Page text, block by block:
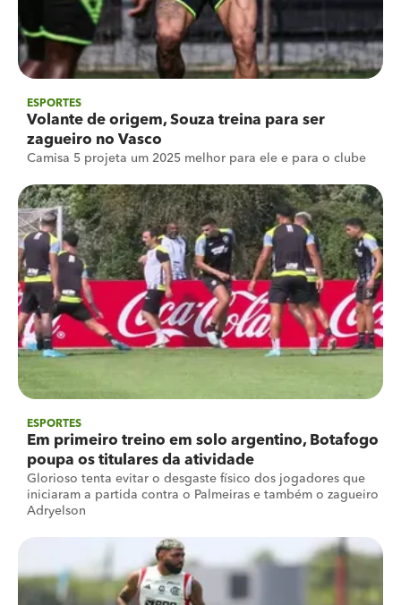
ESPORTES
Volante de origem, Souza treina para ser
zagueiro no Vasco
Camisa 5 projeta um 2025 melhor para ele e para o clube
ESPORTES
Em primeiro treino em solo argentino, Botafogo
poupa os titulares da atividade
Glorioso tenta evitar o desgaste físico dos jogadores que
iniciaram a partida contra o Palmeiras e também o zagueiro
Adryelson